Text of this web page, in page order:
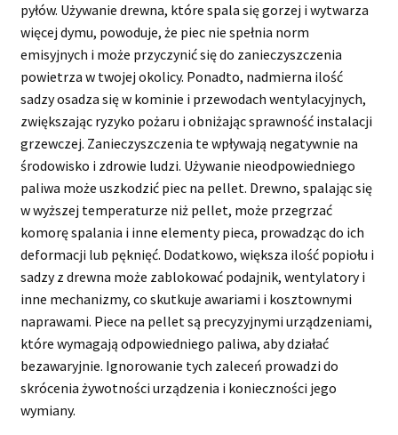
pyłów. Używanie drewna, które spala się gorzej i wytwarza
więcej dymu, powoduje, że piec nie spełnia norm
emisyjnych i może przyczynić się do zanieczyszczenia
powietrza w twojej okolicy. Ponadto, nadmierna ilość
sadzy osadza się w kominie i przewodach wentylacyjnych,
zwiększając ryzyko pożaru i obniżając sprawność instalacji
grzewczej. Zanieczyszczenia te wpływają negatywnie na
środowisko i zdrowie ludzi. Używanie nieodpowiedniego
paliwa może uszkodzić piec na pellet. Drewno, spalając się
w wyższej temperaturze niż pellet, może przegrzać
komorę spalania i inne elementy pieca, prowadząc do ich
deformacji lub pęknięć. Dodatkowo, większa ilość popiołu i
sadzy z drewna może zablokować podajnik, wentylatory i
inne mechanizmy, co skutkuje awariami i kosztownymi
naprawami. Piece na pellet są precyzyjnymi urządzeniami,
które wymagają odpowiedniego paliwa, aby działać
bezawaryjnie. Ignorowanie tych zaleceń prowadzi do
skrócenia żywotności urządzenia i konieczności jego
wymiany.